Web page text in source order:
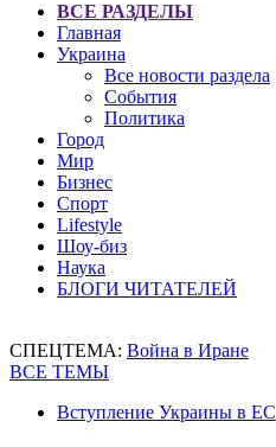
ВСЕ РАЗДЕЛЫ
Главная
Украина
Все новости раздела
События
Политика
Город
Мир
Бизнес
Спорт
Lifestyle
Шоу-биз
Наука
БЛОГИ ЧИТАТЕЛЕЙ
СПЕЦТЕМА: Война в Иране
ВСЕ ТЕМЫ
Вступление Украины в ЕС